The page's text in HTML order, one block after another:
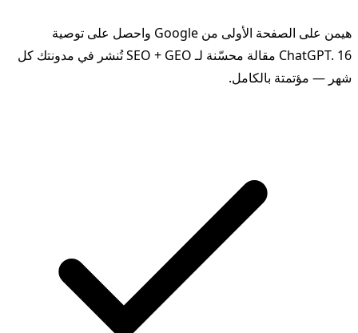
هيمن على الصفحة الأولى من Google واحصل على توصية
ChatGPT. 16 مقالة محسّنة لـ SEO + GEO تُنشر في مدونتك كل
شهر — مؤتمتة بالكامل.